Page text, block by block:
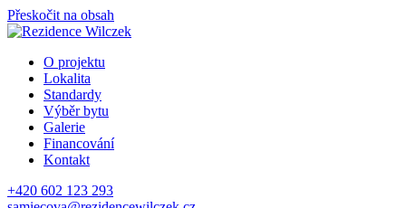
Přeskočit na obsah
O projektu
Lokalita
Standardy
Výběr bytu
Galerie
Financování
Kontakt
+420 602 123 293